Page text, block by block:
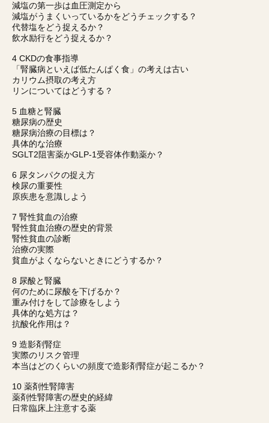
減塩の第一歩は血圧測定から
減塩がうまくいっているかをどうチェックする？
代替塩をどう捉えるか？
飲水励行をどう捉えるか？
4 CKDの食事指導
「腎臓病といえば低たんぱく食」の考えは古い
カリウム摂取の考え方
リンについてはどうする？
5 血糖と腎臓
糖尿病の歴史
糖尿病治療の目標は？
具体的な治療
SGLT2阻害薬かGLP-1受容体作動薬か？
6 尿タンパクの捉え方
検尿の重要性
原疾患を意識しよう
7 腎性貧血の治療
腎性貧血治療の歴史的背景
腎性貧血の診断
治療の実際
貧血がよくならないときにどうするか？
8 尿酸と腎臓
何のために尿酸を下げるか？
重み付けをして診療をしよう
具体的な処方は？
抗酸化作用は？
9 造影剤腎症
実際のリスク管理
本当はどのくらいの頻度で造影剤腎症が起こるか？
10 薬剤性腎障害
薬剤性腎障害の歴史的経緯
日常臨床上注意する薬